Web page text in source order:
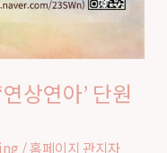
상연아’ 단원
/홈페이지 관지자